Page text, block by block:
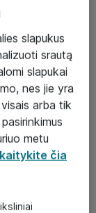
slapukus
srautą
slapukai
nes jie yra
arba tik
metu
čia